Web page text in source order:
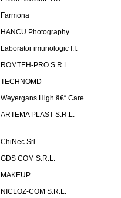
Farmona
HANCU Photography
Laborator imunologic I.I.
ROMTEH-PRO S.R.L.
TECHNOMD
Weyergans High â€“ Care
ARTEMA PLAST S.R.L.
ChiNec Srl
GDS COM S.R.L.
MAKEUP
NICLOZ-COM S.R.L.